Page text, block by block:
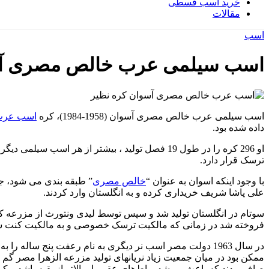
خرید اسب قسطی
مقالات
اسب
اسب سیلمی عرب خالص مصری
اسب سیلمی عرب خالص مصری آسوان (1958-1984)، کره
اسب
داده شده بود.
او 296 کره را در طول 19 فصل تولید ، بیشتر
ترسک قرار دارد.
با وجود اینکه اسوان به عنوان “خالص مصری” طبقه بندی می شود،
علی پاشا شریف خریداری کرده و به انگلستان وارد کردند.
سوتام در انگلستان تولید شد و سپس توسط لیدی ونتورث از مزرعه
فروخته شد در زمانی که مالکیت ترسک خصوصی و به مالکیت کنت
در سال 1963 دولت مصر اسب نر دیگری به نام رعفت پنج
ممکن بود در میان جمعیت زیاد نریانهای تولید مزرعه الزهرا